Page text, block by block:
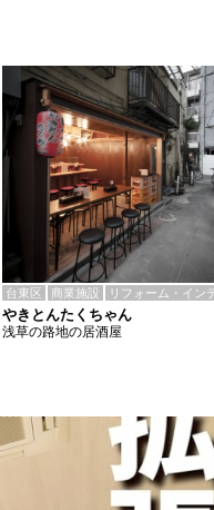
台東区 商業施設 リフォーム・イン
やきとんたくちゃん
浅草の路地の居酒屋